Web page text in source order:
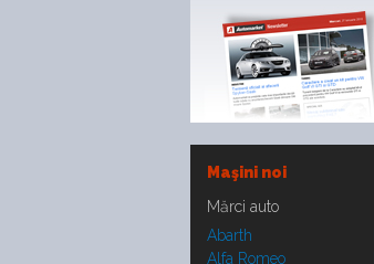
Maşini noi
Mărci auto
Abarth
Alfa Romeo